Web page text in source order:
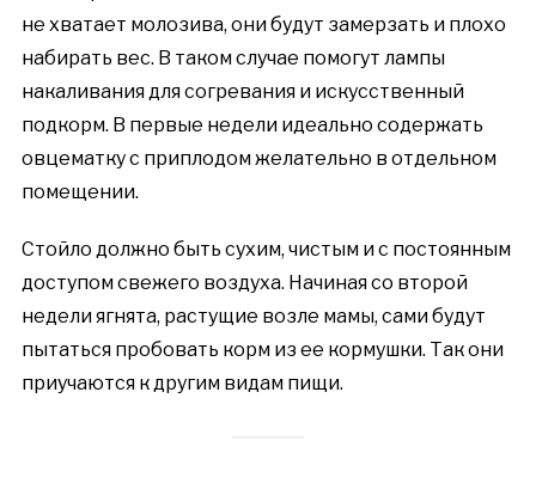
не хватает молозива, они будут замерзать и плохо
набирать вес. В таком случае помогут лампы
накаливания для согревания и искусственный
подкорм. В первые недели идеально содержать
овцематку с приплодом желательно в отдельном
помещении.
Стойло должно быть сухим, чистым и с постоянным
доступом свежего воздуха. Начиная со второй
недели ягнята, растущие возле мамы, сами будут
пытаться пробовать корм из ее кормушки. Так они
приучаются к другим видам пищи.